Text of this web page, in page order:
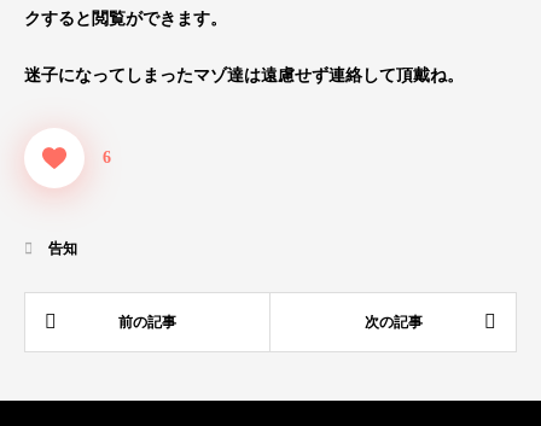
クすると閲覧ができます。
迷子になってしまったマゾ達は遠慮せず連絡して頂戴ね。
6
告知